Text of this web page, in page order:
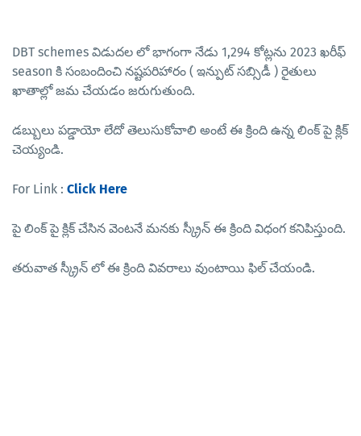
DBT schemes విడుదల లో భాగంగా నేడు 1,294 కోట్లను 2023 ఖరీఫ్
season కి సంబందించి నష్టపరిహారం ( ఇన్పుట్ సబ్సిడీ ) రైతులు
ఖాతాల్లో జమ చేయడం జరుగుతుంది.
డబ్బులు పడ్డాయో లేదో తెలుసుకోవాలి అంటే ఈ క్రింది ఉన్న లింక్ పై క్లిక్
చెయ్యండి.
For Link : Click Here
పై లింక్ పై క్లిక్ చేసిన వెంటనే మనకు స్క్రీన్ ఈ క్రింది విధంగ కనిపిస్తుంది.
తరువాత స్క్రీన్ లో ఈ క్రింది వివరాలు వుంటాయి ఫిల్ చేయండి.